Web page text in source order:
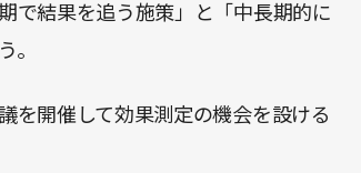
で結果を追う施策」と「中長期的に
。
を開催して効果測定の機会を設ける